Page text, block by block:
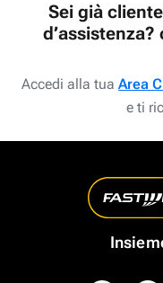
Sei già
Accedi alla tua Area
e ti